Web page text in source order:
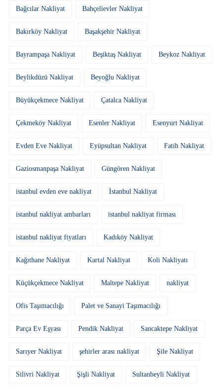
Bağcılar Nakliyat Bahçelievler Nakliyat
Bakırköy Nakliyat Başakşehir Nakliyat
Bayrampaşa Nakliyat Beşiktaş Nakliyat Beykoz Nakliyat
Beylikdüzü Nakliyat Beyoğlu Nakliyat
Büyükçekmece Nakliyat Çatalca Nakliyat
Çekmeköy Nakliyat Esenler Nakliyat Esenyurt Nakliyat
Evden Eve Nakliyat Eyüpsultan Nakliyat Fatih Nakliyat
Gaziosmanpaşa Nakliyat Güngören Nakliyat
istanbul evden eve nakliyat İstanbul Nakliyat
istanbul nakliyat ambarları istanbul nakliyat firması
istanbul nakliyat fiyatları Kadıköy Nakliyat
Kağıthane Nakliyat Kartal Nakliyat Koli Nakliyatı
Küçükçekmece Nakliyat Maltepe Nakliyat nakliyat
Ofis Taşımacılığı Palet ve Sanayi Taşımacılığı
Parça Ev Eşyası Pendik Nakliyat Sancaktepe Nakliyat
Sarıyer Nakliyat şehirler arası nakliyat Şile Nakliyat
Silivri Nakliyat Şişli Nakliyat Sultanbeyli Nakliyat